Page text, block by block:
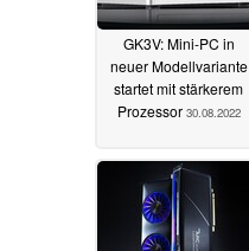
GK3V: Mini-PC in
neuer Modellvariante
startet mit stärkerem
Prozessor 30.08.2022